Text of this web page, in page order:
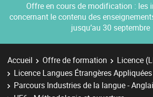
Offre en cours de modification : les
concernant le contenu des
jusqu’au 30 septembre
Accueil Offre de formation
Licence
Licence Langues Étrangères
Parcours Industries de la langue -